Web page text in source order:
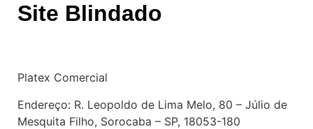
Site Blindado
Platex Comercial
Endereço: R. Leopoldo de Lima Melo, 80 – Júlio de
Mesquita Filho, Sorocaba – SP, 18053-180